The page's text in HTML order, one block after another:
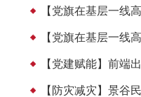
【党旗在基层一线
【党旗在基层一线
【党建赋能】前端
【防灾减灾】景谷